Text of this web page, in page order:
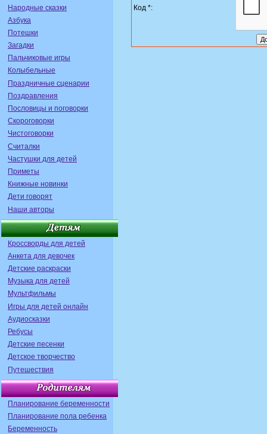
Народные сказки
Азбука
Потешки
Загадки
Пальчиковые игры
Колыбельные
Праздничные сценарии
Поздравления
Пословицы и поговорки
Скороговорки
Чистоговорки
Считалки
Частушки для детей
Приметы
Книжные новинки
Дети говорят
Наши авторы
Кроссворды для детей
Анкета для девочек
Детские раскраски
Музыка для детей
Мультфильмы
Игры для детей онлайн
Аудиосказки
Ребусы
Детские песенки
Детское творчество
Путешествия
Планирование беременности
Планирование пола ребенка
Беременность
Код *: